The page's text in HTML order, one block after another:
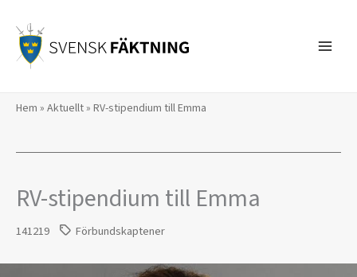
innehåll
Hem » Aktuellt» RV-stipendium till Emma
RV-stipendium till Emma
141219 Förbundskaptener